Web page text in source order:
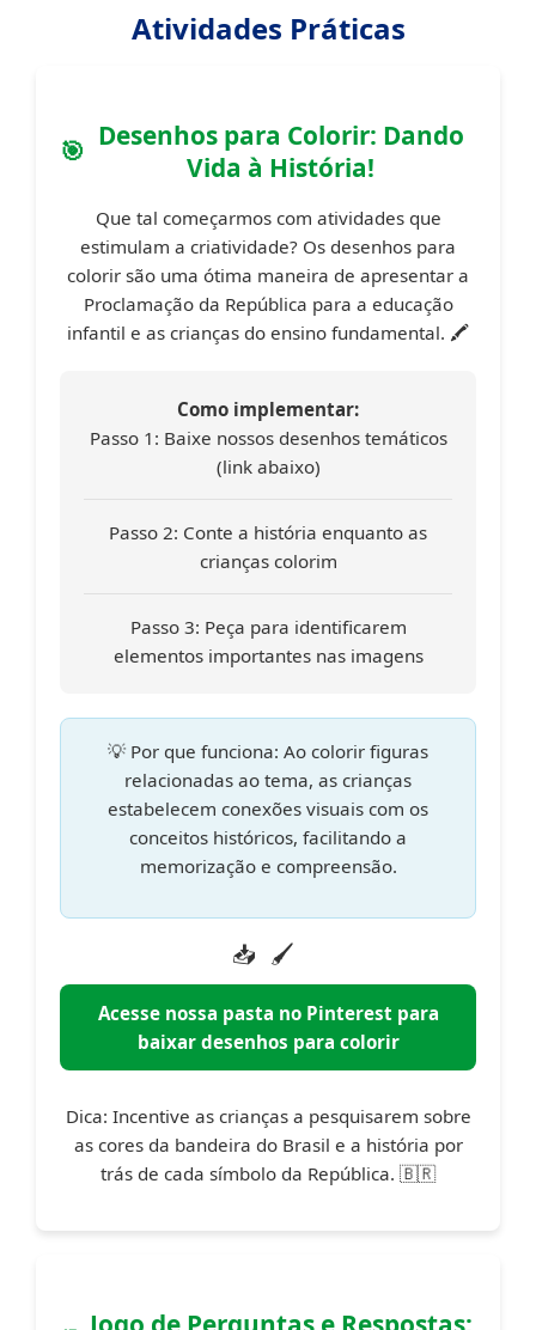
Atividades Práticas
Desenhos para Colorir: Dando
Vida à História!
Que tal começarmos com atividades que
estimulam a criatividade? Os desenhos para
colorir são uma ótima maneira de apresentar a
Proclamação da República para a educação
infantil e as crianças do ensino fundamental. 🖍️
Como implementar:
Passo 1: Baixe nossos desenhos temáticos
(link abaixo)
Passo 2: Conte a história enquanto as
crianças colorim
Passo 3: Peça para identificarem
elementos importantes nas imagens
💡 Por que funciona: Ao colorir figuras
relacionadas ao tema, as crianças
estabelecem conexões visuais com os
conceitos históricos, facilitando a
memorização e compreensão.
📥 🖌️
Acesse nossa pasta no Pinterest para
baixar desenhos para colorir
Dica: Incentive as crianças a pesquisarem sobre
as cores da bandeira do Brasil e a história por
trás de cada símbolo da República. 🇧🇷